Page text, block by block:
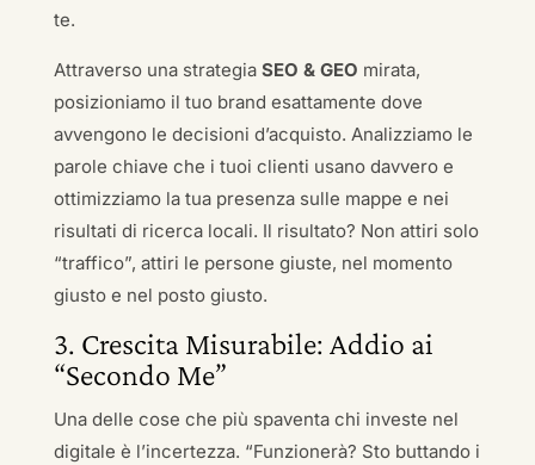
te.
Attraverso una strategia SEO & GEO mirata,
posizioniamo il tuo brand esattamente dove
avvengono le decisioni d’acquisto. Analizziamo le
parole chiave che i tuoi clienti usano davvero e
ottimizziamo la tua presenza sulle mappe e nei
risultati di ricerca locali. Il risultato? Non attiri solo
“traffico”, attiri le persone giuste, nel momento
giusto e nel posto giusto.
3. Crescita Misurabile: Addio ai
“Secondo Me”
Una delle cose che più spaventa chi investe nel
digitale è l’incertezza. “Funzionerà? Sto buttando i